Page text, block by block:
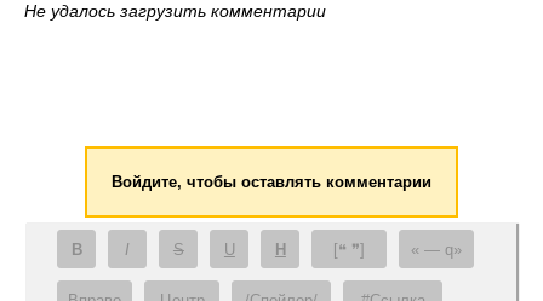
Не удалось загрузить комментарии
Войдите, чтобы оставлять комментарии
B I S U H [❝ ❞] — q